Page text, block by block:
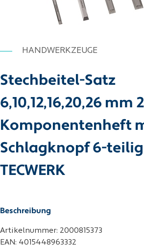
HANDWERKZEUGE
Stechbeitel-Satz
6,10,12,16,20,26 mm
Komponentenheft
Schlagknopf 6-
TECWERK
Beschreibung
Artikelnummer: 2000815373
EAN: 4015448963332